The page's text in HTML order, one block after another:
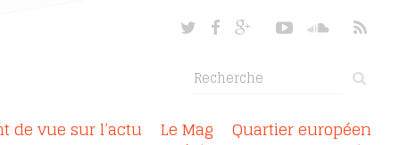
de vue sur l’actu Le Mag Quartier européen